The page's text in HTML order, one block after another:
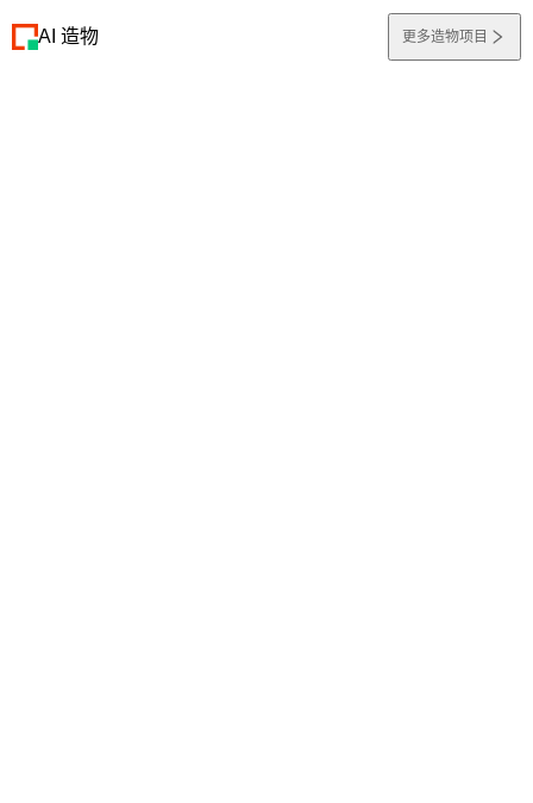
AI 造物 更多造物项目